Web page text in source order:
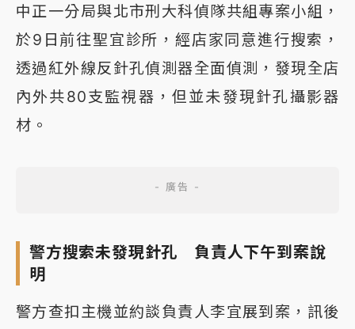
中正一分局與北市刑大科偵隊共組專案小組，
於9日前往聖宜診所，經店家同意進行搜索，
透過紅外線反針孔偵測器全面偵測，發現全店
內外共80支監視器，但並未發現針孔攝影器
材。
警方搜索未發現針孔 負責人下午到案說
明
警方查扣主機並約談負責人李宜展到案，訊後